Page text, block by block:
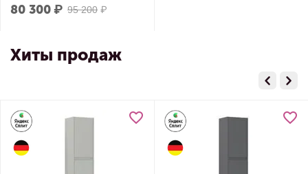
95 200 ₽
80 300₽
Хиты продаж